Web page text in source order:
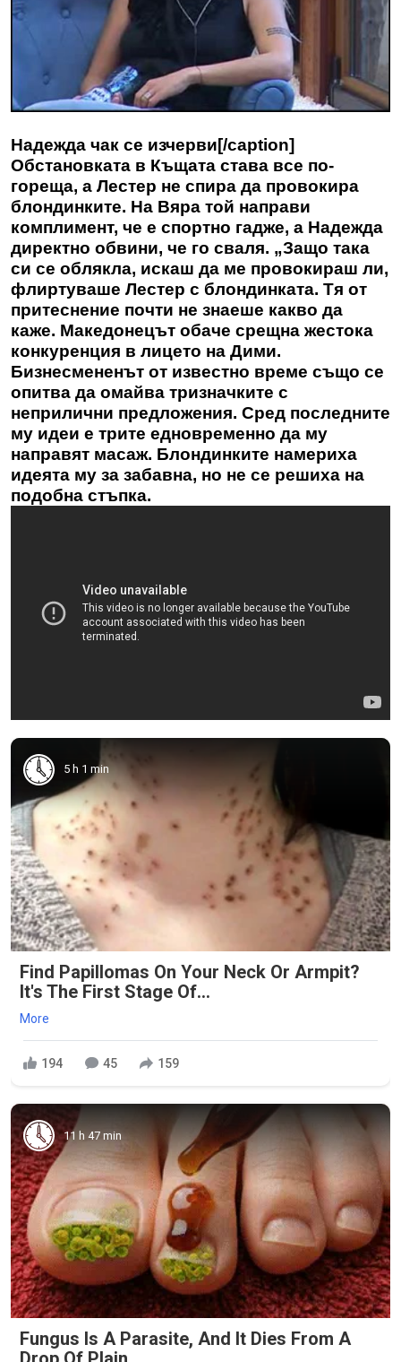
Надежда чак се изчерви[/caption]
Обстановката в Къщата става все по-
гореща, а Лестер не спира да провокира
блондинките. На Вяра той направи
комплимент, че е спортно гадже, а Надежда
директно обвини, че го сваля. „Защо така
си се облякла, искаш да ме провокираш ли,
флиртуваше Лестер с блондинката. Тя от
притеснение почти не знаеше какво да
каже. Македонецът обаче срещна жестока
конкуренция в лицето на Дими.
Бизнесмененът от известно време също се
опитва да омайва тризначките с
неприлични предложения. Сред последните
му идеи е трите едновременно да му
направят масаж. Блондинките намериха
идеята му за забавна, но не се решиха на
подобна стъпка.
5 h 1 min
Find Papillomas On Your Neck Or Armpit?
It's The First Stage Of...
More
194 45 159
11 h 47 min
Fungus Is A Parasite, And It Dies From A